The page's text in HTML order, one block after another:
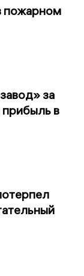
пожарном
за
в